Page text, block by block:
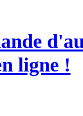
ligne !